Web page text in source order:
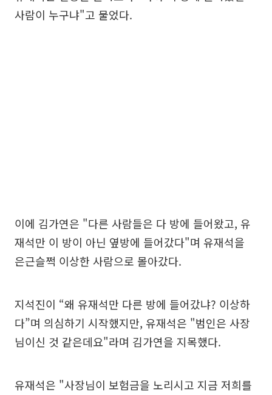
사람이 누구냐"고 물었다.
이에 김가연은 "다른 사람들은 다 방에 들어왔고, 유
재석만 이 방이 아닌 옆방에 들어갔다"며 유재석을
은근슬쩍 이상한 사람으로 몰아갔다.
지석진이 “왜 유재석만 다른 방에 들어갔냐? 이상하
다”며 의심하기 시작했지만, 유재석은 "범인은 사장
님이신 것 같은데요"라며 김가연을 지목했다.
유재석은 "사장님이 보험금을 노리시고 지금 저희를